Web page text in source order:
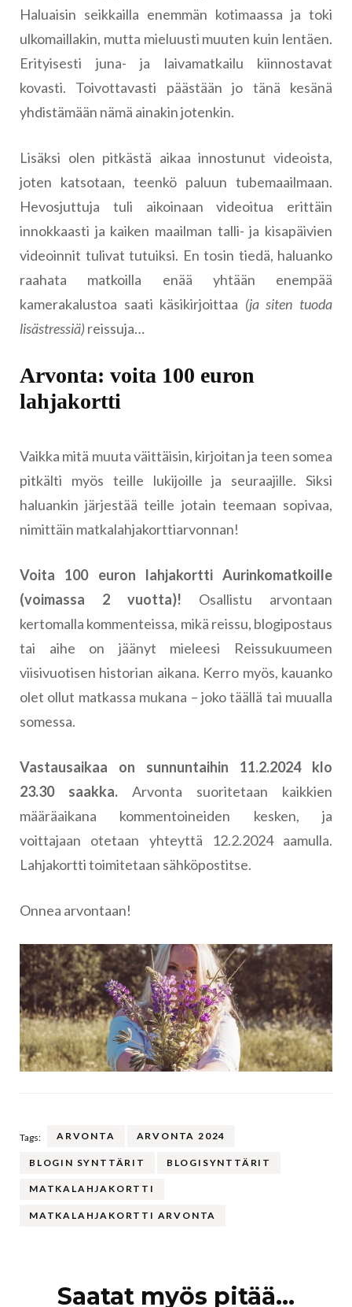
Haluaisin seikkailla enemmän kotimaassa ja toki
ulkomaillakin, mutta mieluusti muuten kuin lentäen.
Erityisesti juna- ja laivamatkailu kiinnostavat
kovasti. Toivottavasti päästään jo tänä kesänä
yhdistämään nämä ainakin jotenkin.
Lisäksi olen pitkästä aikaa innostunut videoista,
joten katsotaan, teenkö paluun tubemaailmaan.
Hevosjuttuja tuli aikoinaan videoitua erittäin
innokkaasti ja kaiken maailman talli- ja kisapäivien
videoinnit tulivat tutuiksi. En tosin tiedä, haluanko
raahata matkoilla enää yhtään enempää
kamerakalustoa saati käsikirjoittaa (ja siten tuoda
lisästressiä)reissuja…
Arvonta: voita 100 euron
lahjakortti
Vaikka mitä muuta väittäisin, kirjoitan ja teen somea
pitkälti myös teille lukijoille ja seuraajille. Siksi
haluankin järjestää teille jotain teemaan sopivaa,
nimittäin matkalahjakorttiarvonnan!
Voita 100 euron lahjakortti Aurinkomatkoille
(voimassa 2 vuotta)! Osallistu arvontaan
kertomalla kommenteissa, mikä reissu, blogipostaus
tai aihe on jäänyt mieleesi Reissukuumeen
viisivuotisen historian aikana. Kerro myös, kauanko
olet ollut matkassa mukana – joko täällä tai muualla
somessa.
Vastausaikaa on sunnuntaihin 11.2.2024 klo
23.30 saakka. Arvonta suoritetaan kaikkien
määräaikana kommentoineiden kesken, ja
voittajaan otetaan yhteyttä 12.2.2024 aamulla.
Lahjakortti toimitetaan sähköpostitse.
Onnea arvontaan!
Tags: ARVONTA ARVONTA 2024
BLOGIN SYNTTÄRIT BLOGISYNTTÄRIT
MATKALAHJAKORTTI
MATKALAHJAKORTTI ARVONTA
Artikkelien
Saatat myös pitää...